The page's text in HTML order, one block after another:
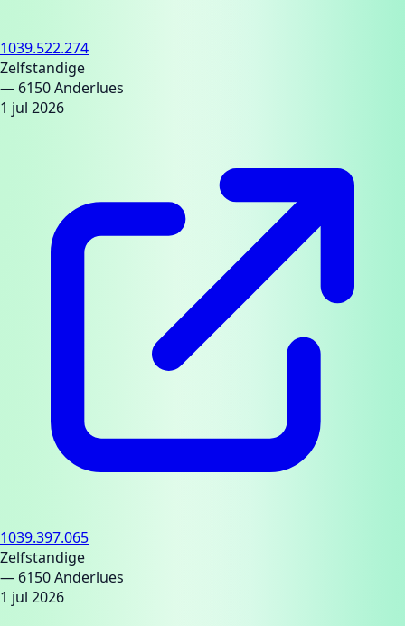
1039.522.274
Zelfstandige
— 6150 Anderlues
1 jul 2026
1039.397.065
Zelfstandige
— 6150 Anderlues
1 jul 2026